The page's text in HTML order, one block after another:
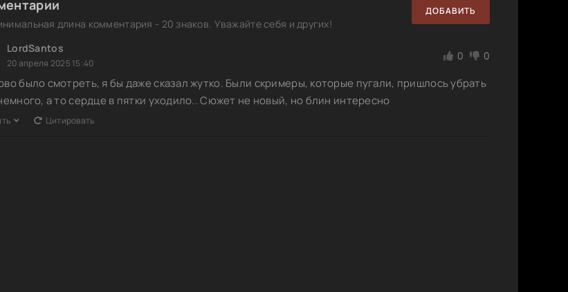
длина комментария - 20 знаков. Уважайте себя и других!
ДОБАВИТЬ
LordSantos
20 апреля 2025 15:40
0 0
было смотреть, я бы даже сказал жутко. Были скримеры, которые пугали, пришлось убрать
а то сердце в пятки уходило.. Сюжет не новый, но блин интересно
Цитировать